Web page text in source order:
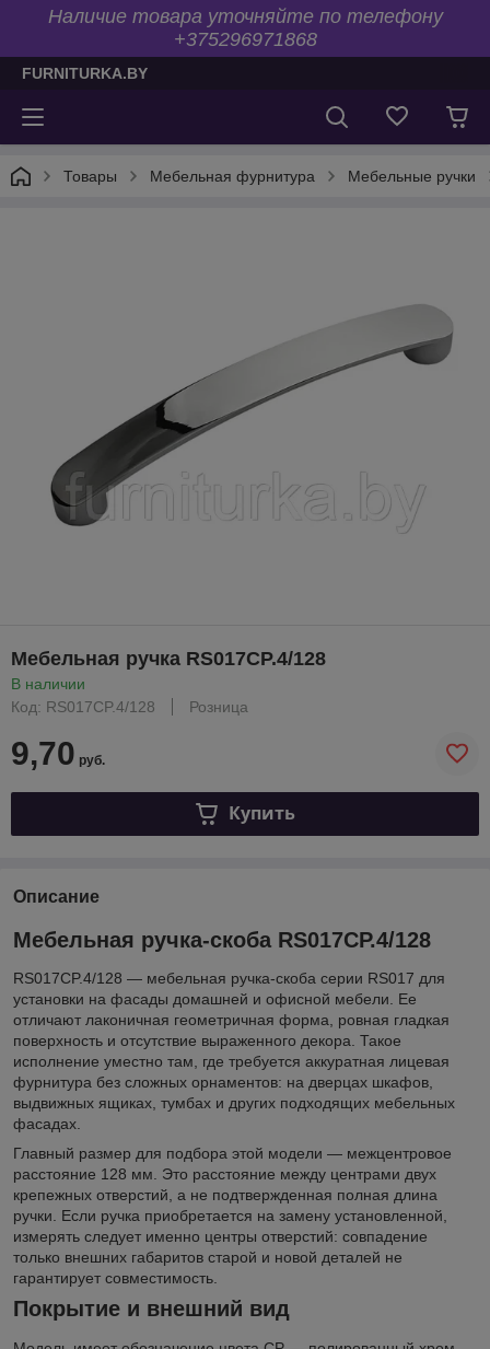
Наличие товара уточняйте по телефону
+375296971868
FURNITURKA.BY
Товары Мебельная фурнитура Мебельные ручки
Мебельная ручка RS017CP.4/128
В наличии
Код: RS017CP.4/128
Розница
9,70 руб.
Купить
Описание
Мебельная ручка-скоба RS017CP.4/128
RS017CP.4/128 — мебельная ручка-скоба серии RS017 для
установки на фасады домашней и офисной мебели. Ее
отличают лаконичная геометричная форма, ровная гладкая
поверхность и отсутствие выраженного декора. Такое
исполнение уместно там, где требуется аккуратная лицевая
фурнитура без сложных орнаментов: на дверцах шкафов,
выдвижных ящиках, тумбах и других подходящих мебельных
фасадах.
Главный размер для подбора этой модели — межцентровое
расстояние 128 мм. Это расстояние между центрами двух
крепежных отверстий, а не подтвержденная полная длина
ручки. Если ручка приобретается на замену установленной,
измерять следует именно центры отверстий: совпадение
только внешних габаритов старой и новой деталей не
гарантирует совместимость.
Покрытие и внешний вид